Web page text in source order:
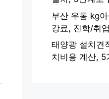
부산 우동 kg
강료, 진학/취
태양광 설치견
치비용 계산, 5